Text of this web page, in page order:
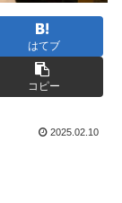
はてブ
コピー
2025.02.10